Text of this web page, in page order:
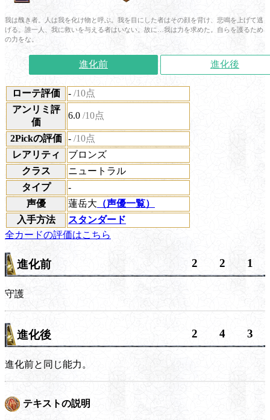
我は醜き者。人は我を化け物と呼ぶ。我を目にした者はその顔を背け、悲鳴を上げて逃
げる。誰一人、我に救いを与える者はいない。故に…我は力を求めた。自らを護るため
の力をな。
進化前 進化後
ローテ評価 - /10点
アンリミ評
価
6.0 /10点
2Pickの評価 - /10点
レアリティ
ブロンズ
クラス
ニュートラル
タイプ
-
声優
蓮岳大 （声優一覧）
入手方法
スタンダード
全カードの評価はこちら
進化前 2 2 1
守護
進化後 2 4 3
進化前と同じ能力。
テキストの説明